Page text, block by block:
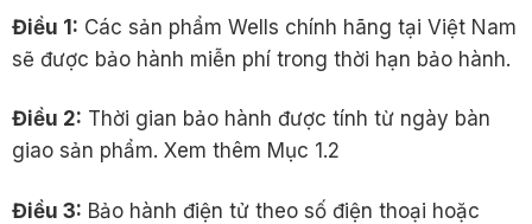
Điều 1: Các sản phẩm Wells chính hãng tại Việt Nam
sẽ được bảo hành miễn phí trong thời hạn bảo hành.
Điều 2: Thời gian bảo hành được tính từ ngày bàn
giao sản phẩm. Xem thêm Mục 1.2
Điều 3: Bảo hành điện tử theo số điện thoại hoặc